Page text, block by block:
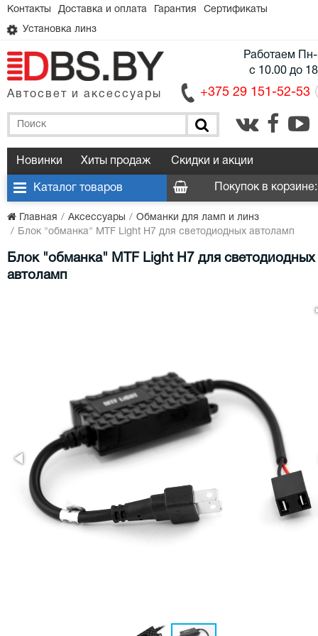
Контакты Доставка и оплата Гарантия Сертификаты
Установка линз
Автосвет и аксессуары
Работаем
с 10.00 до
+375 29 151-52-53
Новинки Хиты продаж Скидки и акции
Покупок в
Каталог товаров
Главная Аксессуары
Обманки для ламп и линз
Блок "обманка" MTF Light H7 для светодиодных автоламп
Блок "обманка" MTF Light H7 для светодиодных
автоламп